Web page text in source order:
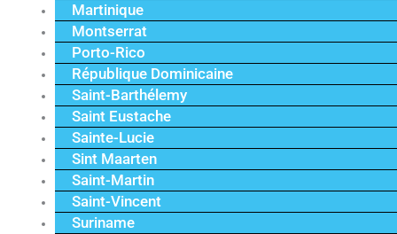
Martinique
Montserrat
Porto-Rico
République Dominicaine
Saint-Barthélemy
Saint Eustache
Sainte-Lucie
Sint Maarten
Saint-Martin
Saint-Vincent
Suriname